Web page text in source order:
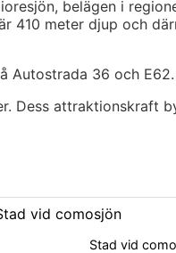
belägen i
410 meter djup och
Autostrada 36 och E62.
Dess attraktionskraft
Stad vid